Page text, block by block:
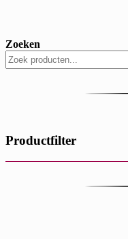
Zoeken
Productfilter